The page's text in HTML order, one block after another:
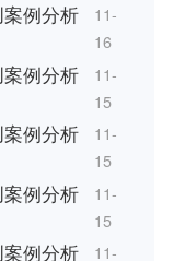
例分析
11-
16
例分析
11-
15
例分析
11-
15
例分析
11-
15
例分析 11-